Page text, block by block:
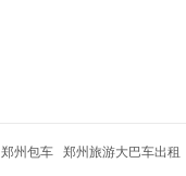
郑州包车 郑州旅游大巴车出租